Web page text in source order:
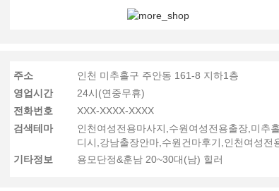
주소
인천 미추홀구 주안동 161-8 지하1층
영업시간
24시(연중무휴)
전화번호
XXX-XXXX-XXXX
검색테마
인천여성전용마사지,수원여성전용출장,미추
디시,강남출장안마,수원건마후기,인천여성전
기
기타정보 용모단정&훈남 20~30대(남) 힐러